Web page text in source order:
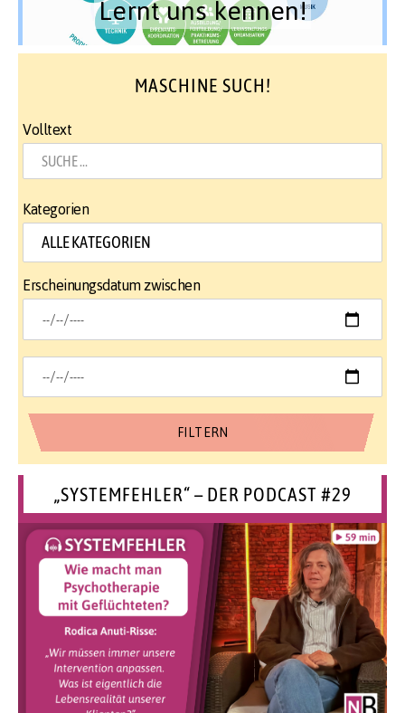
Lernt uns kennen!
MASCHINE SUCH!
Volltext
Kategorien
Erscheinungsdatum zwischen
„SYSTEMFEHLER“ – DER PODCAST #29